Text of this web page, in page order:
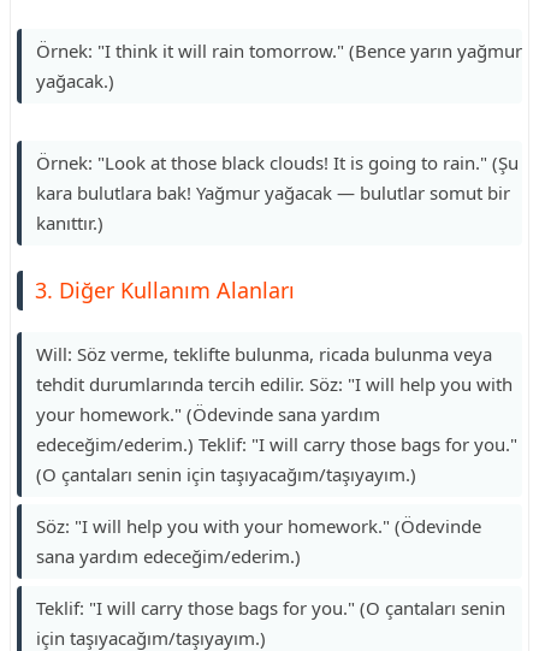
Örnek: "I think it will rain tomorrow." (Bence yarın yağmur
yağacak.)
Örnek: "Look at those black clouds! It is going to rain." (Şu
kara bulutlara bak! Yağmur yağacak — bulutlar somut bir
kanıttır.)
3. Diğer Kullanım Alanları
Will: Söz verme, teklifte bulunma, ricada bulunma veya
tehdit durumlarında tercih edilir. Söz: "I will help you with
your homework." (Ödevinde sana yardım
edeceğim/ederim.) Teklif: "I will carry those bags for you."
(O çantaları senin için taşıyacağım/taşıyayım.)
Söz: "I will help you with your homework." (Ödevinde
sana yardım edeceğim/ederim.)
Teklif: "I will carry those bags for you." (O çantaları senin
için taşıyacağım/taşıyayım.)